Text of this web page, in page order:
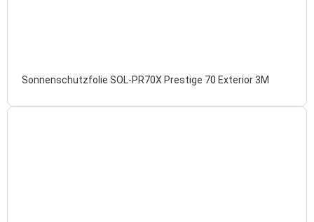
Sonnenschutzfolie SOL-PR70X Prestige 70 Exterior 3M